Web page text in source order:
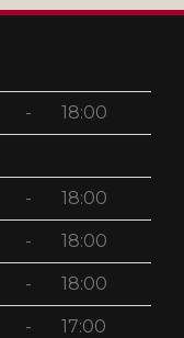
- 18:00
- 18:00
- 18:00
- 18:00
- 17:00